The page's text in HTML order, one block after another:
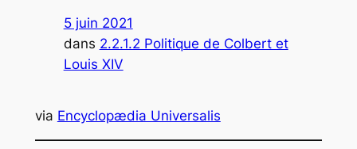
5 juin 2021
dans 2.2.1.2 Politique de Colbert et
Louis XIV
via Encyclopædia Universalis